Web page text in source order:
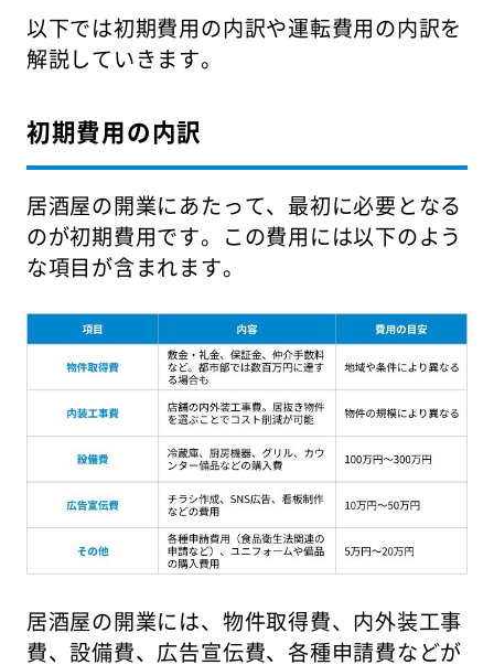
以下では初期費用の内訳や運転費用の内訳を
解説していきます。
初期費用の内訳
居酒屋の開業にあたって、最初に必要となる
のが初期費用です。この費用には以下のよう
な項目が含まれます。
居酒屋の開業には、物件取得費、内外装工事
費、設備費、広告宣伝費、各種申請費などが